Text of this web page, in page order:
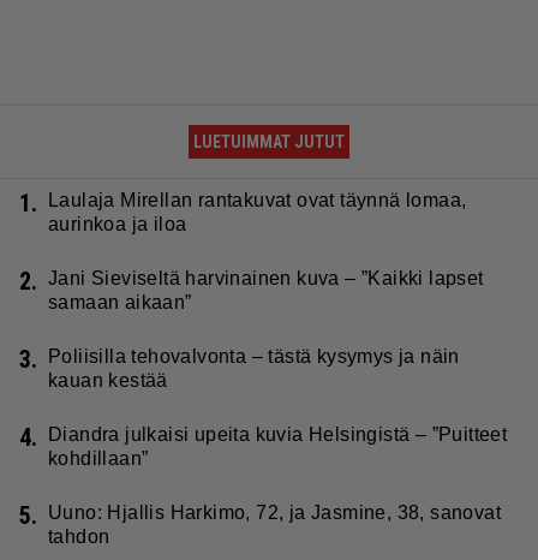
LUETUIMMAT JUTUT
1.
Laulaja Mirellan rantakuvat ovat täynnä lomaa,
aurinkoa ja iloa
2. Jani Sieviseltä harvinainen kuva – ”Kaikki lapset
samaan aikaan”
3.
Poliisilla tehovalvonta – tästä kysymys ja näin
kauan kestää
4.
Diandra julkaisi upeita kuvia Helsingistä – ”Puitteet
kohdillaan”
5.
Uuno: Hjallis Harkimo, 72, ja Jasmine, 38, sanovat
tahdon